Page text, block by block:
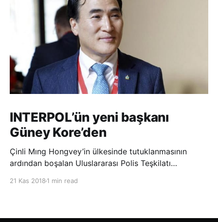
INTERPOL’ün yeni başkanı
Güney Kore’den
Çinli Mıng Hongvey’in ülkesinde tutuklanmasının
ardından boşalan Uluslararası Polis Teşkilatı
21 Kas 2018 1 min read